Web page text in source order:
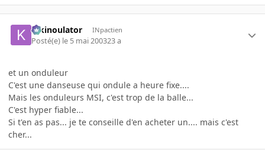
kikinoulator INpactien
Posté(e) le 5 mai 200323 a
et un onduleur
C'est une danseuse qui ondule a heure fixe....
Mais les onduleurs MSI, c'est trop de la balle...
C'est hyper fiable...
Si t'en as pas... je te conseille d'en acheter un.... mais c'est
cher...